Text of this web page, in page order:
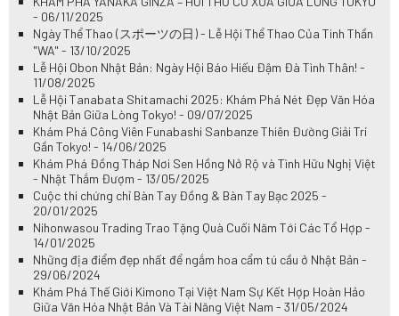
- 06/11/2025
Ngày Thể Thao (スポーツの日) - Lễ Hội Thể Thao Của Tinh Thần
"WA" - 13/10/2025
Lễ Hội Obon Nhật Bản: Ngày Hội Báo Hiếu Đậm Đà Tình Thân! -
11/08/2025
Lễ Hội Tanabata Shitamachi 2025: Khám Phá Nét Đẹp Văn Hóa
Nhật Bản Giữa Lòng Tokyo! - 09/07/2025
Khám Phá Công Viên Funabashi Sanbanze Thiên Đường Giải Trí
Gần Tokyo! - 14/06/2025
Khám Phá Đồng Tháp Nơi Sen Hồng Nở Rộ và Tình Hữu Nghị Việt
- Nhật Thắm Đượm - 13/05/2025
Cuộc thi chứng chỉ Bàn Tay Đồng & Bàn Tay Bạc 2025 -
20/01/2025
Nihonwasou Trading Trao Tặng Quà Cuối Năm Tới Các Tổ Hợp -
14/01/2025
Những địa điểm đẹp nhất để ngắm hoa cẩm tú cầu ở Nhật Bản -
29/06/2024
Khám Phá Thế Giới Kimono Tại Việt Nam Sự Kết Hợp Hoàn Hảo
Giữa Văn Hóa Nhật Bản Và Tài Năng Việt Nam - 31/05/2024